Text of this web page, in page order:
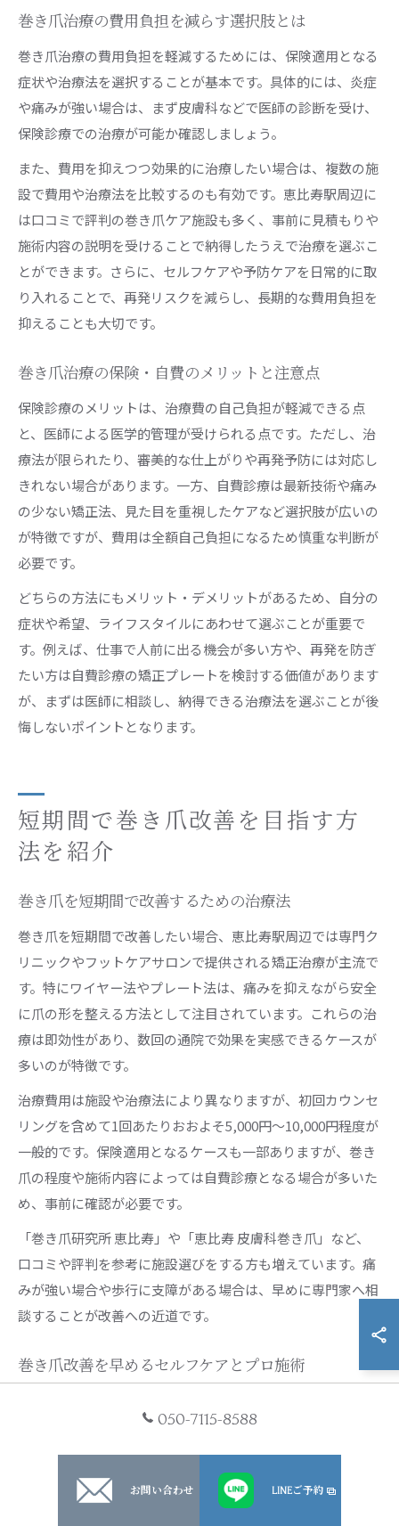
巻き爪治療の費用負担を減らす選択肢とは
巻き爪治療の費用負担を軽減するためには、保険適用となる
症状や治療法を選択することが基本です。具体的には、炎症
や痛みが強い場合は、まず皮膚科などで医師の診断を受け、
保険診療での治療が可能か確認しましょう。
また、費用を抑えつつ効果的に治療したい場合は、複数の施
設で費用や治療法を比較するのも有効です。恵比寿駅周辺に
は口コミで評判の巻き爪ケア施設も多く、事前に見積もりや
施術内容の説明を受けることで納得したうえで治療を選ぶこ
とができます。さらに、セルフケアや予防ケアを日常的に取
り入れることで、再発リスクを減らし、長期的な費用負担を
抑えることも大切です。
巻き爪治療の保険・自費のメリットと注意点
保険診療のメリットは、治療費の自己負担が軽減できる点
と、医師による医学的管理が受けられる点です。ただし、治
療法が限られたり、審美的な仕上がりや再発予防には対応し
きれない場合があります。一方、自費診療は最新技術や痛み
の少ない矯正法、見た目を重視したケアなど選択肢が広いの
が特徴ですが、費用は全額自己負担になるため慎重な判断が
必要です。
どちらの方法にもメリット・デメリットがあるため、自分の
症状や希望、ライフスタイルにあわせて選ぶことが重要で
す。例えば、仕事で人前に出る機会が多い方や、再発を防ぎ
たい方は自費診療の矯正プレートを検討する価値があります
が、まずは医師に相談し、納得できる治療法を選ぶことが後
悔しないポイントとなります。
短期間で巻き爪改善を目指す方
法を紹介
巻き爪を短期間で改善するための治療法
巻き爪を短期間で改善したい場合、恵比寿駅周辺では専門ク
リニックやフットケアサロンで提供される矯正治療が主流で
す。特にワイヤー法やプレート法は、痛みを抑えながら安全
に爪の形を整える方法として注目されています。これらの治
療は即効性があり、数回の通院で効果を実感できるケースが
多いのが特徴です。
治療費用は施設や治療法により異なりますが、初回カウンセ
リングを含めて1回あたりおおよそ5,000円～10,000円程度が
一般的です。保険適用となるケースも一部ありますが、巻き
爪の程度や施術内容によっては自費診療となる場合が多いた
め、事前に確認が必要です。
「巻き爪研究所 恵比寿」や「恵比寿 皮膚科巻き爪」など、
口コミや評判を参考に施設選びをする方も増えています。痛
みが強い場合や歩行に支障がある場合は、早めに専門家へ相
談することが改善への近道です。
巻き爪改善を早めるセルフケアとプロ施術
によるプロ施術の併用が効果的です。セルフケアとしては、
正しい爪の切り方や保湿、靴選びの見直しが基本になりま
す。特に爪を角まで短く切りすぎないことが再発防止のポイ
ントです。
050-7115-8588
お問い合わせ LINEご予約